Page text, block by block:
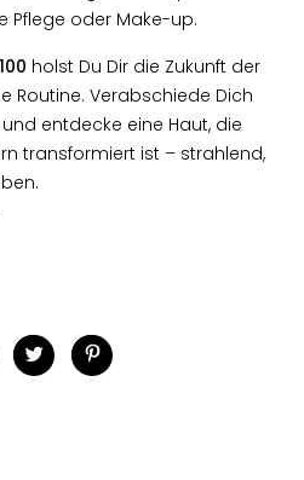
Pflege oder Make-up.
holst Du Dir die Zukunft der
Routine. Verabschiede Dich
entdecke eine Haut, die
transformiert ist – strahlend,